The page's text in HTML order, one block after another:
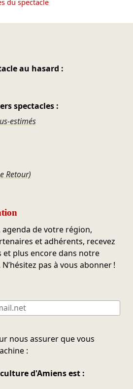
du spectacle
au hasard :
spectacles :
estimés
Retour)
de votre région,
et adhérents, recevez
et plus encore dans notre
pas à vous abonner !
nous assurer que vous
:
d'Amiens est :